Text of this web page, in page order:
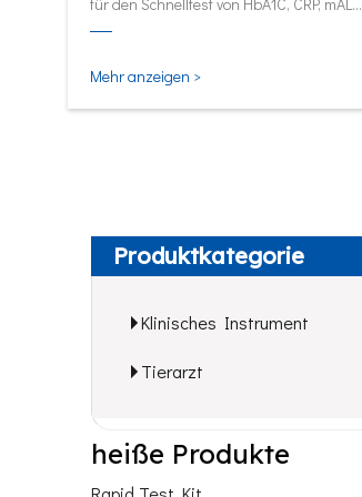
und SAA.
Mehr anzeigen >
Produktkategorie
Klinisches Instrument
Tierarzt
heiße Produkte